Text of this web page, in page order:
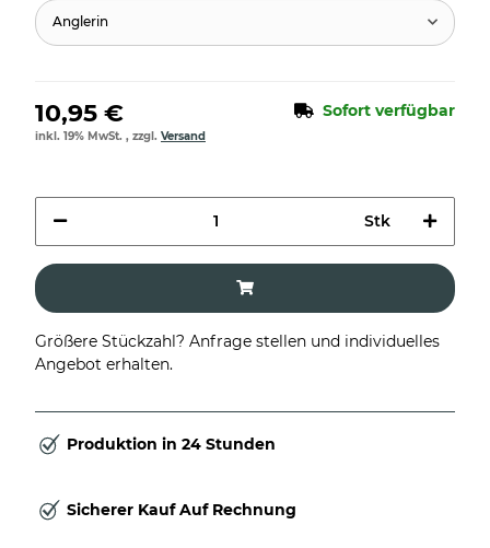
Anglerin
10,95 € Sofort verfügbar
inkl. 19% MwSt. , zzgl. Versand
Stk
Größere Stückzahl? Anfrage stellen und individuelles
Angebot erhalten.
Produktion in 24 Stunden
Sicherer Kauf Auf Rechnung